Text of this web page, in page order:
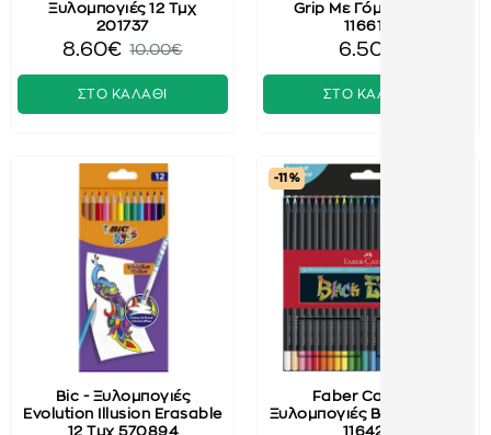
Ξυλομπογιές 12 Τμχ
201737
8.60€ 10.00€
ΣΤΟ ΚΑΛΑΘΙ
Grip Με Γόμα 12 Τμχ
116612
6.50€
ΣΤΟ ΚΑΛΑΘΙ
Bic - Ξυλομπογιές
Evolution Illusion Erasable
12 Τμχ 570894
-11 %
Faber Castell -
Ξυλομπογιές Black 24 Τεμ
116424